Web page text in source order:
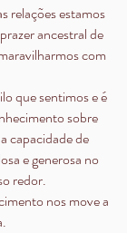
relações estamos
ancestral de
com
que sentimos e é
sobre
capacidade de
e generosa no
redor.
nos move a